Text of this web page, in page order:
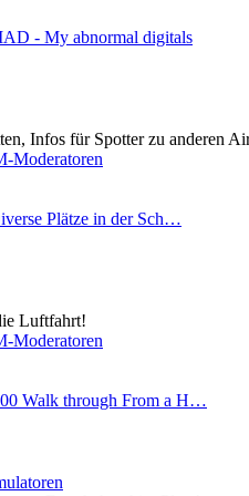
- My abnormal digitals
Infos für Spotter zu anderen
Moderatoren
Plätze in der Sch…
Luftfahrt!
Moderatoren
Walk through From a H…